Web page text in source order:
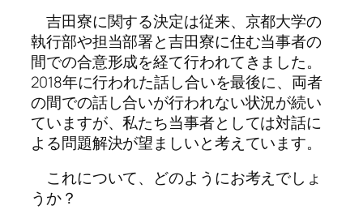
吉田寮に関する決定は従来、京都大学の
執行部や担当部署と吉田寮に住む当事者の
間での合意形成を経て行われてきました。
2018年に行われた話し合いを最後に、両者
の間での話し合いが行われない状況が続い
ていますが、私たち当事者としては対話に
よる問題解決が望ましいと考えています。
これについて、どのようにお考えでしょ
うか？